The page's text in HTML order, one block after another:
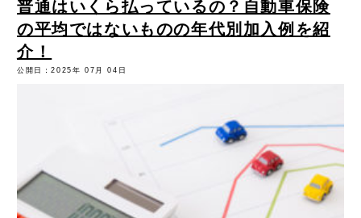
普通はいくら払っているの？自動車保険
の平均ではないものの年代別加入例を紹
介！
公開日：2025年 07月 04日